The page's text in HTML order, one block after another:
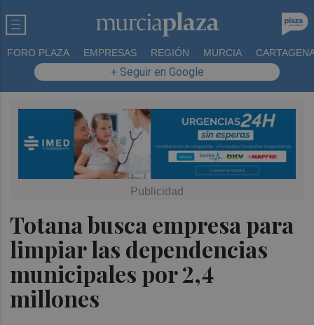
FORO PLAZA EMPRESAS REGIÓN MURCIA
+ Seguir en Google
Totana busca empresa para
limpiar las dependencias
municipales por 2,4
millones